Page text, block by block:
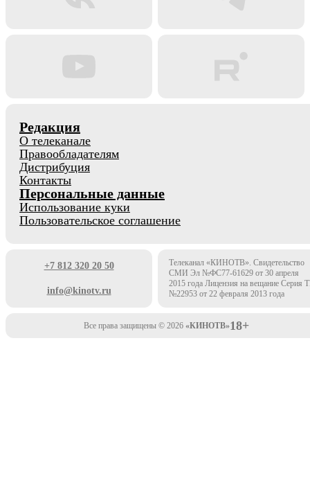
Редакция
О телеканале
Правообладателям
Дистрибуция
Контакты
Персональные данные
Использование куки
Пользовательское соглашение
+7 812 320 20 50
info@kinotv.ru
Телеканал «КИНОТВ». Свидетельство
СМИ Эл №ФС77-61629 от 30 апреля
2015 года Лицензия на вещание Серия
№22953 от 22 февраля 2013 года
Все права защищены © 2026 «КИНОТВ»18+